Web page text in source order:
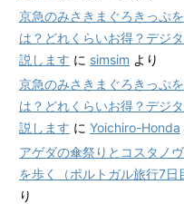
京急のみさきまぐろきっぷ
は？どれくらいお得？デジ
説します に simsim より
京急のみさきまぐろきっぷ
は？どれくらいお得？デジ
説します に Yoichiro-Honda
アゲダの傘祭りとコスタノ
を歩く（ポルトガル旅行7日
り